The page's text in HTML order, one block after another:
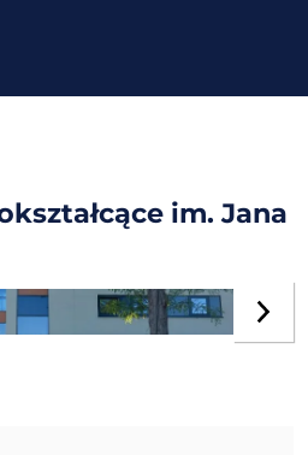
im. Jana